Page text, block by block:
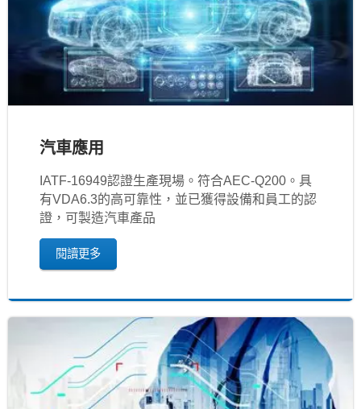
汽車應用
IATF‐16949認證生產現場。符合AEC-Q200。具
有VDA6.3的高可靠性，並已獲得設備和員工的認
證，可製造汽車產品
閱讀更多